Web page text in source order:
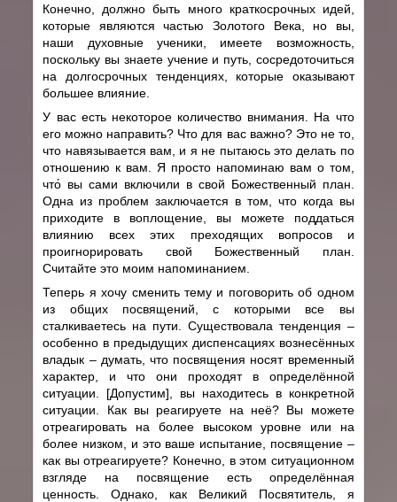
Конечно, должно быть много краткосрочных идей,
которые являются частью Золотого Века, но вы,
наши духовные ученики, имеете возможность,
поскольку вы знаете учение и путь, сосредоточиться
на долгосрочных тенденциях, которые оказывают
большее влияние.
У вас есть некоторое количество внимания. На что
его можно направить? Что для вас важно? Это не то,
что навязывается вам, и я не пытаюсь это делать по
отношению к вам. Я просто напоминаю вам о том,
что́ вы сами включили в свой Божественный план.
Одна из проблем заключается в том, что когда вы
приходите в воплощение, вы можете поддаться
влиянию всех этих преходящих вопросов и
проигнорировать свой Божественный план.
Считайте это моим напоминанием.
Теперь я хочу сменить тему и поговорить об одном
из общих посвящений, с которыми все вы
сталкиваетесь на пути. Существовала тенденция –
особенно в предыдущих диспенсациях вознесённых
владык – думать, что посвящения носят временный
характер, и что они проходят в определённой
ситуации. [Допустим], вы находитесь в конкретной
ситуации. Как вы реагируете на неё? Вы можете
отреагировать на более высоком уровне или на
более низком, и это ваше испытание, посвящение –
как вы отреагируете? Конечно, в этом ситуационном
взгляде на посвящение есть определённая
ценность. Однако, как Великий Посвятитель, я